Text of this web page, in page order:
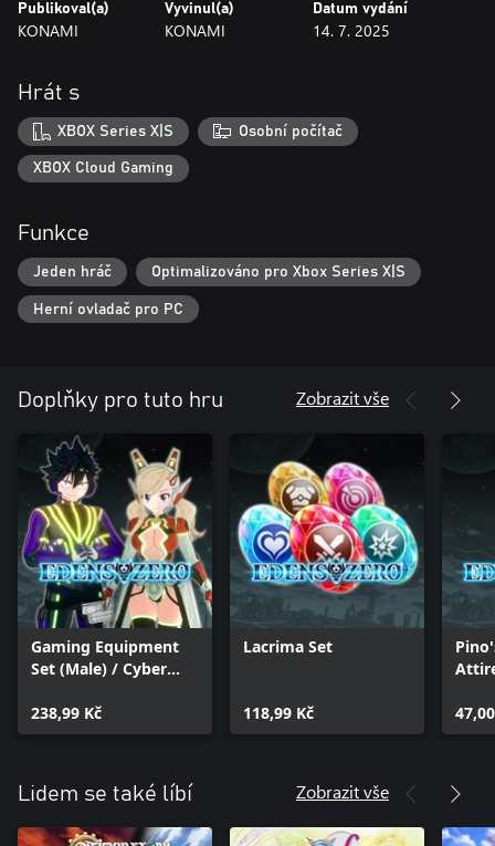
●Lacrima Set
powers.
Clear Reward:
･Lacrima of Life (Orb) ×1
･Lacrima of Attack (Orb) ×1
･Lacrima of Defense (Orb) ×1
･Lacrima of Ability (Orb) ×1
●Starter Item pack
Add a quest offering advantageous consumable items and
10,000 glee.
Clear Reward:
･10000 Glee
●EDENS ZERO
This is a 3D action role-playing game based on the space fantasy
comic/anime EDENS ZERO by Hiro Mashima, the creator of Fairy
Tail and Rave Master. It is centered on Shiki Granbell and his
friends' cosmos-spanning adventure.
Hiro Mashima and Kodansha have had input throughout the
game's production!
Publikoval(a)
KONAMI
Vyvinul(a)
KONAMI
Datum vydání
14. 7. 2025
Hrát s
XBOX Series X|S Osobní počítač
XBOX Cloud Gaming
Funkce
Jeden hráč Optimalizováno pro Xbox Series X|S
Herní ovladač pro PC
Doplňky pro tuto hru Zobrazit vše
Gaming Equipment
Set (Male) / Cyber
(Female)
238,99 Kč
Lacrima Set
118,99 Kč
Lidem se také líbí Zobrazit vše